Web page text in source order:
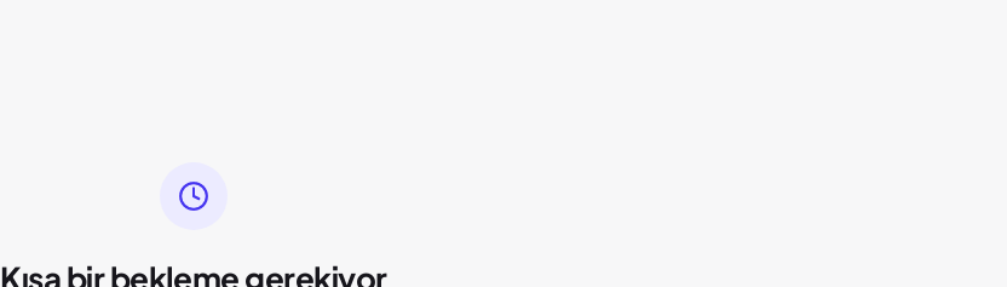
Kısa bir bekleme gerekiyor